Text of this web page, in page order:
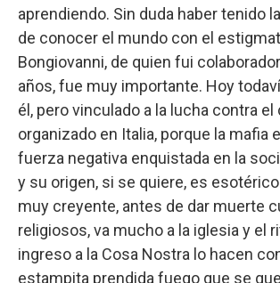
aprendiendo. Sin duda haber tenido
de conocer el mundo con el
Bongiovanni, de quien fui
años, fue muy importante. Hoy
él, pero vinculado a la lucha contra el
organizado en Italia, porque la mafia
fuerza negativa enquistada en la
y su origen, si se quiere, es
muy creyente, antes de dar muerte
religiosos, va mucho a la iglesia y el
ingreso a la Cosa Nostra lo hacen
estampita prendida fuego que se